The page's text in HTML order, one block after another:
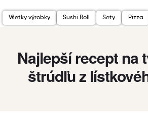
Všetky výrobky Sushi Roll Sety Pizza
Najlepší recept na
štrúdľu z